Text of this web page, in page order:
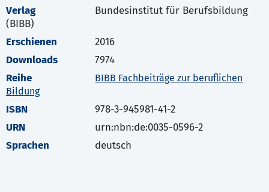
Verlag
Bundesinstitut für Berufsbildung
(BIBB)
Erschienen
2016
Downloads
7974
Reihe
BIBB Fachbeiträge zur beruflichen
Bildung
ISBN
978-3-945981-41-2
URN
urn:nbn:de:0035-0596-2
Sprachen
deutsch